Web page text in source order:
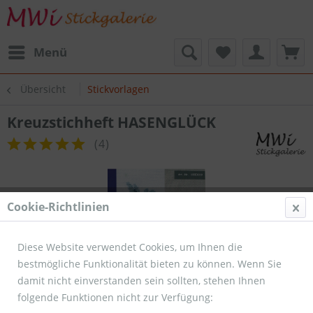
Menü
Übersicht Stickvorlagen
Kreuzstichheft HASENGLÜCK
(4)
Cookie-Richtlinien
Diese Website verwendet Cookies, um Ihnen die
bestmögliche Funktionalität bieten zu können. Wenn Sie
damit nicht einverstanden sein sollten, stehen Ihnen
folgende Funktionen nicht zur Verfügung: